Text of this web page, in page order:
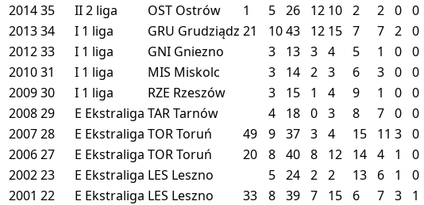
201435 II2 liga OST Ostrów 1 5 26 12 10 2 2 0 0
201334 I 1 liga GRU Grudziądz 21 1043 12 15 7 7 2 0
201233 I 1 liga GNI Gniezno 3 13 3 4 5 1 0 0
201031 I 1 liga MIS Miskolc 3 14 2 3 6 3 0 0
200930 I 1 liga RZE Rzeszów 3 15 1 4 9 1 0 0
200829 E Ekstraliga TARTarnów 4 18 0 3 8 7 0 0
200728 E Ekstraliga TORToruń 49 9 37 3 4 15 11 3 0
200627 E Ekstraliga TORToruń 20 8 40 8 12 14 4 1 0
200223 E Ekstraliga LES Leszno 5 24 2 2 13 6 1 0
2001 22 E Ekstraliga LES Leszno 33 8 39 7 15 6 7 3 1